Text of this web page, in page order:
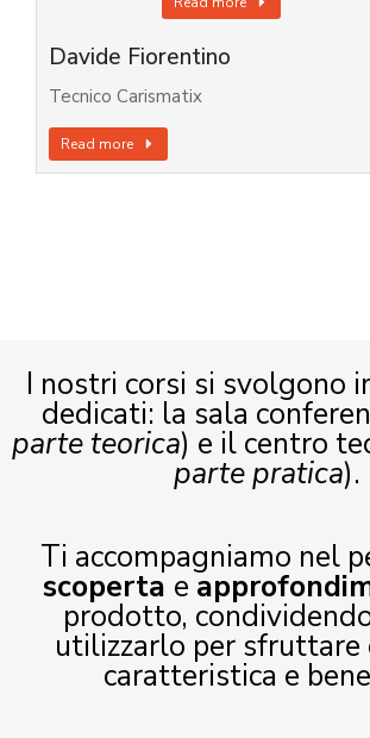
Davide Fiorentino
Tecnico Carismatix
Read more
I nostri corsi si svolgono
dedicati: la sala
parte teorica) e il centro
parte pratica).
Ti accompagniamo nel
scoperta e
prodotto,
utilizzarlo per sfruttare
caratteristica e